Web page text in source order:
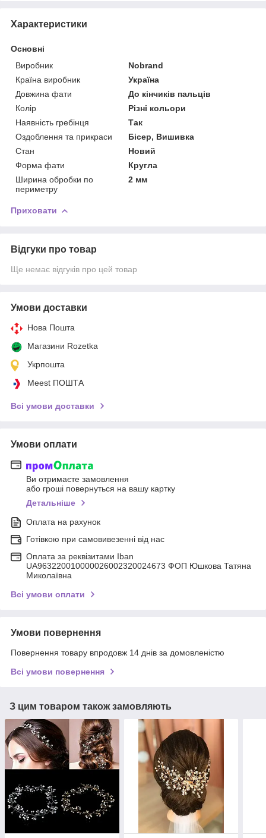
Характеристики
Основні
Виробник
Nobrand
Країна виробник
Україна
Довжина фати
До кінчиків пальців
Колір
Різні кольори
Наявність гребінця
Так
Оздоблення та прикраси
Бісер, Вишивка
Стан
Новий
Форма фати
Кругла
Ширина обробки по
периметру
2 мм
Приховати
Відгуки про товар
Ще немає відгуків про цей товар
Умови доставки
Нова Пошта
Магазини Rozetka
Укрпошта
Meest ПОШТА
Всі умови доставки
Умови оплати
Ви отримаєте замовлення
або гроші повернуться на вашу картку
Детальніше
Оплата на рахунок
Готівкою при самовивезенні від нас
Оплата за реквізитами Iban
UA963220010000026002320024673 ФОП Юшкова Татяна
Миколаївна
Всі умови оплати
Умови повернення
Повернення товару впродовж 14 днів за домовленістю
Всі умови повернення
З цим товаром також замовляють